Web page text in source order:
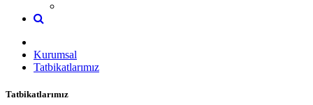
Kurumsal
Tatbikatlarımız
Tatbikatlarımız